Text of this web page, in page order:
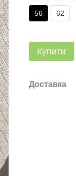
56 62
Купити
Доставка